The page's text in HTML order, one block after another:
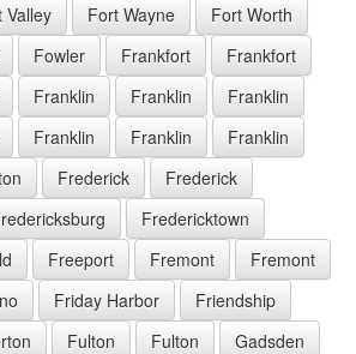
Valley Fort Wayne
Fort Worth
Fowler Frankfort
Frankfort
Franklin Franklin
Franklin
Franklin Franklin
Franklin
Frederick
Frederick
Fredericktown
Freeport Fremont
Fremont
Friday Harbor
Friendship
Fulton Fulton
Gadsden